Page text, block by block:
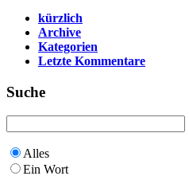
kürzlich
Archive
Kategorien
Letzte Kommentare
Suche
Alles
Ein Wort